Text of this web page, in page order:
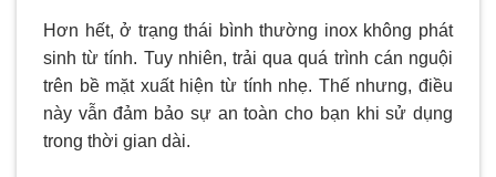
Hơn hết, ở trạng thái bình thường inox không phát
sinh từ tính. Tuy nhiên, trải qua quá trình cán nguội
trên bề mặt xuất hiện từ tính nhẹ. Thế nhưng, điều
này vẫn đảm bảo sự an toàn cho bạn khi sử dụng
trong thời gian dài.